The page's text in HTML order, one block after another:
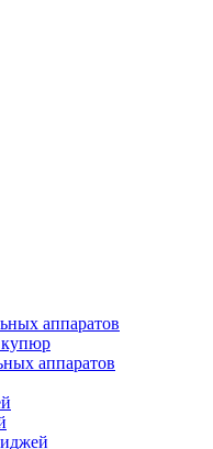
аппаратов
купюр
аппаратов